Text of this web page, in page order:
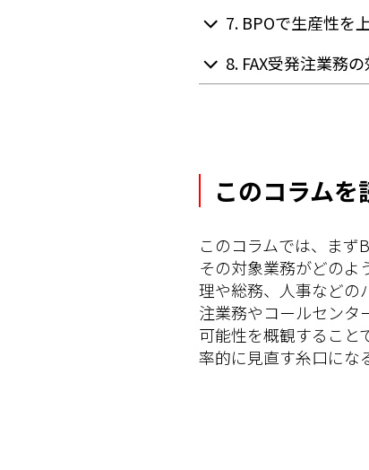
7. BPOで生産性を
8. FAX受発注業務
このコラムを
このコラムでは、まず
その対象業務がどのよ
理や総務、人事などの
注業務やコールセンタ
可能性を概観すること
率的に見直す糸口にな